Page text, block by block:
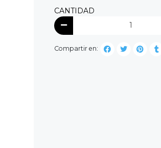
CANTIDAD
Compartir en: